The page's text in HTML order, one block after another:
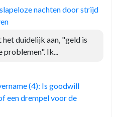
nachten door strijd
duidelijk aan, "geld is
Ik...
(4): Is goodwill
een drempel voor de